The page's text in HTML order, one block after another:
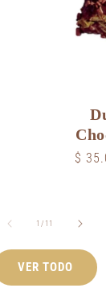
$
1 / de
11
VER TODO